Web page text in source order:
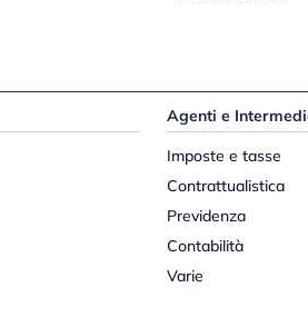
Agenti e
Imposte e tasse
Contrattualistica
Previdenza
Contabilità
Varie